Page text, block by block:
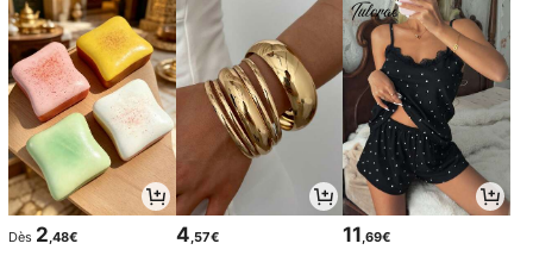
Dès 2,48€ 4,57€ 11,69€